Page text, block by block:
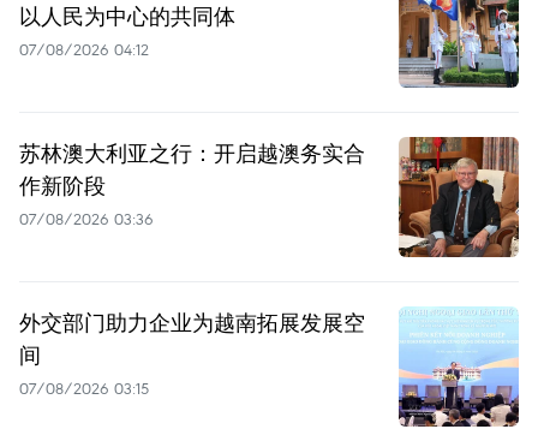
以人民为中心的共同体
07/08/2026 04:12
苏林澳大利亚之行：开启越澳务实合
作新阶段
07/08/2026 03:36
外交部门助力企业为越南拓展发展空
间
07/08/2026 03:15